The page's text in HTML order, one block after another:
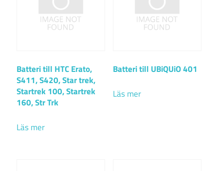
Batteri till HTC Erato,
S411, S420, Star trek,
Startrek 100, Startrek
160, Str Trk
Läs mer
Batteri till UBiQUiO 401
Läs mer